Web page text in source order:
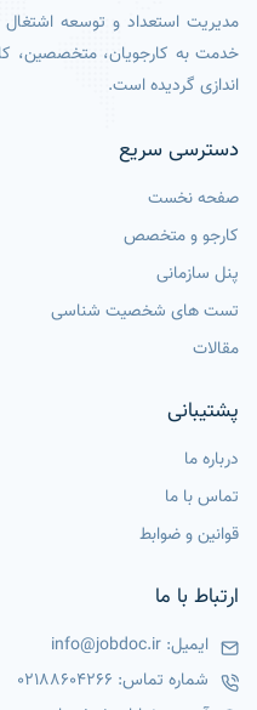
مدیریت استعداد و توسعه
خدمت به کارجویان، متخصصین،
اندازی گردیده است.
دسترسی سریع
صفحه نخست
کارجو و متخصص
پنل سازمانی
تست های شخصیت شناسی
مقالات
پشتیبانی
درباره ما
تماس با ما
قوانین و ضوابط
ارتباط با ما
ایمیل: info@jobdoc.ir
شماره تماس: 02188604266